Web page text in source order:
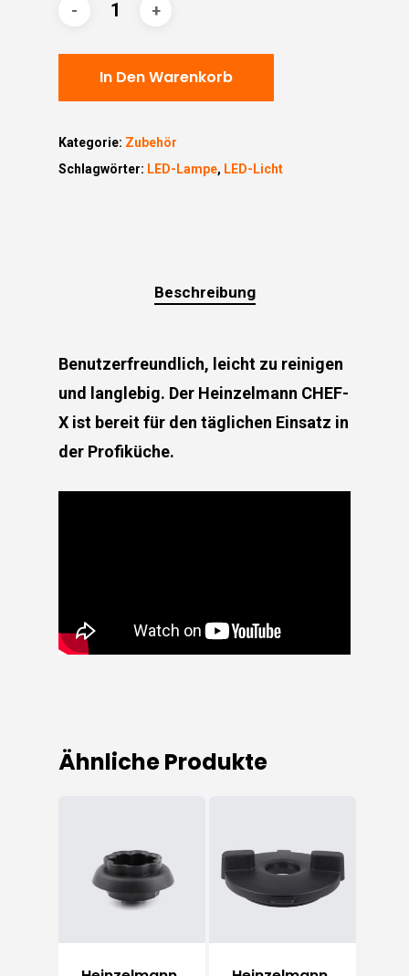
In Den Warenkorb
Kategorie: Zubehör
Schlagwörter: LED-Lampe, LED-Licht
Beschreibung
Benutzerfreundlich, leicht zu reinigen
und langlebig. Der Heinzelmann CHEF-
X ist bereit für den täglichen Einsatz in
der Profiküche.
Ähnliche Produkte